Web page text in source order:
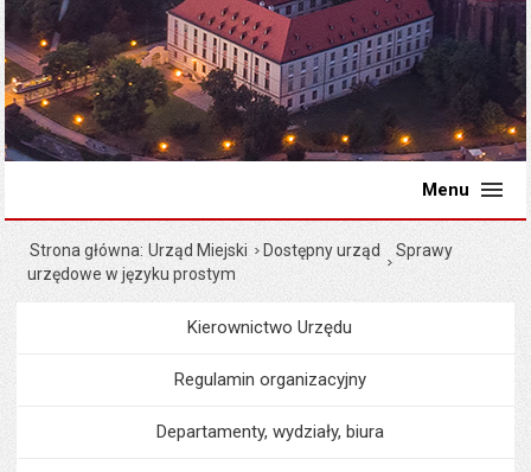
Menu
Strona główna Urząd Miejski Dostępny urząd
Sprawy
urzędowe w języku prostym
MenuUrząd Miejski
Kierownictwo Urzędu
Regulamin organizacyjny
Departamenty, wydziały, biura